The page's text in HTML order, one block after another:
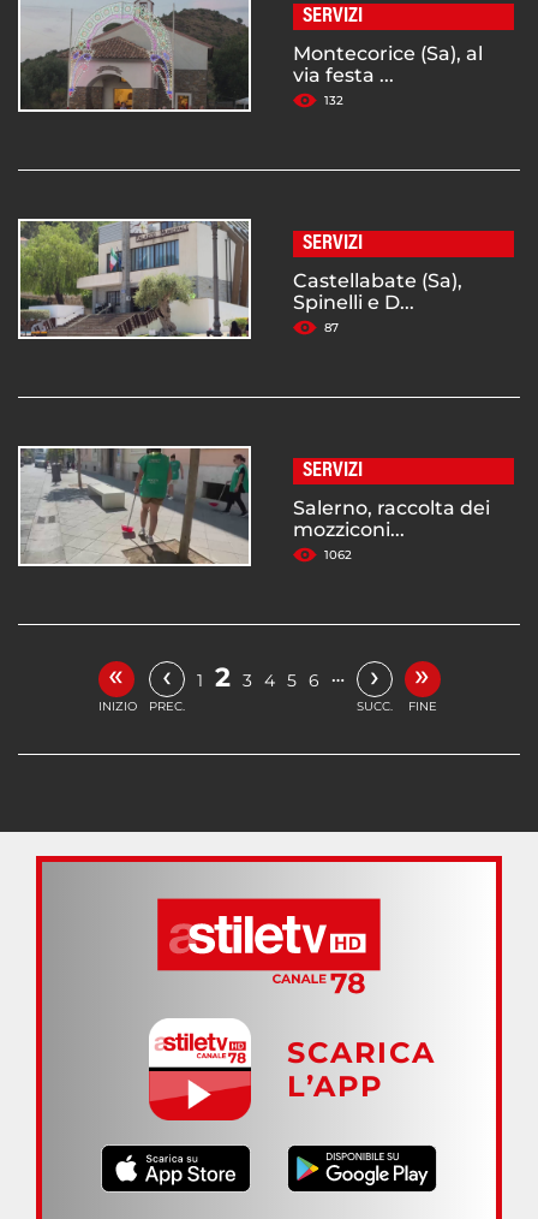
SERVIZI
Montecorice (Sa), al
via festa ...
132
SERVIZI
Castellabate (Sa),
Spinelli e D...
87
SERVIZI
Salerno, raccolta dei
mozziconi...
1062
«
INIZIO
‹
PREC.
1 2 3 4 5 6 … ›
SUCC.
»
FINE
SCARICA
L’APP